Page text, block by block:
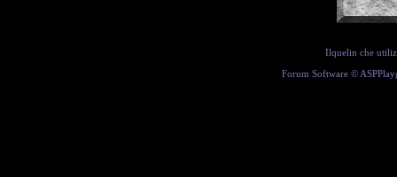
Ilquelin che
Forum Software ©